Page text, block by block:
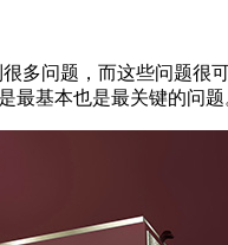
多问题，而这些问题很
最基本也是最关键的问